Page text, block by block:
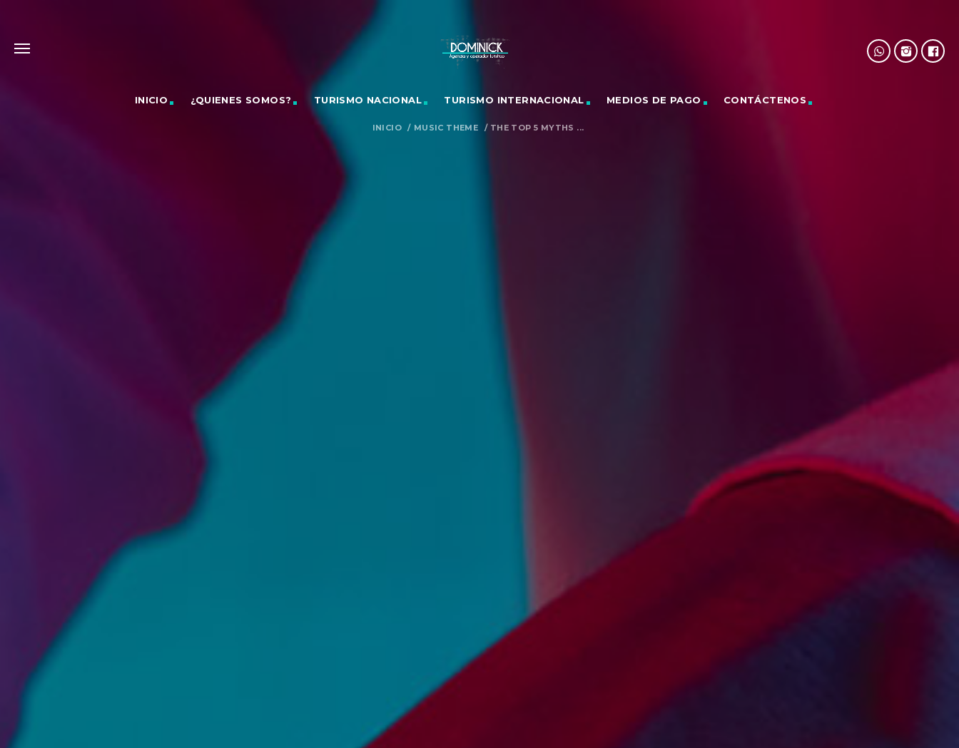
INICIO ¿QUIENES SOMOS? TURISMO NACIONAL TURISMO INTERNACIONAL MEDIOS DE PAGO CONTÁCTENOS
INICIO / MUSIC THEME / THE TOP 5 MYTHS ...